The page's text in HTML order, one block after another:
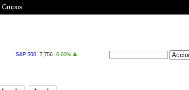
Grupos
S&P 500 7,756 0.60%